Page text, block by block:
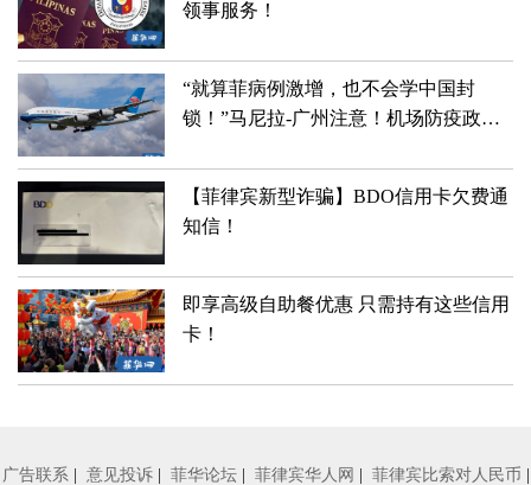
领事服务！
“就算菲病例激增，也不会学中国封
锁！”马尼拉-广州注意！机场防疫政策
【菲律宾新型诈骗】BDO信用卡欠费通
知信！
即享高级自助餐优惠 只需持有这些信用
卡！
广告联系 意见投诉 菲华论坛 菲律宾华人网 菲律宾比索对人民币